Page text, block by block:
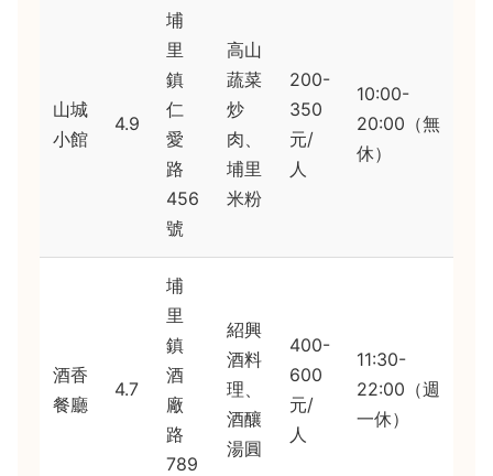
山城
小館
4.9
埔
里
鎮
仁
愛
路
456
號
高山
蔬菜
炒
肉、
埔里
米粉
200-
350
元/
人
10:00-
20:00（無
休）
酒香
餐廳
4.7
埔
里
鎮
酒
廠
路
789
紹興
酒料
理、
酒釀
湯圓
400-
600
元/
人
11:30-
22:00（週
一休）